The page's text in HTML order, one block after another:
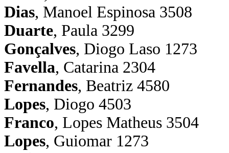
Dias, Manoel Espinosa 3508
Duarte, Paula 3299
Gonçalves, Diogo Laso 1273
Favella, Catarina 2304
Fernandes, Beatriz 4580
Lopes, Diogo 4503
Franco, Lopes Matheus 3504
Lopes, Guiomar 1273